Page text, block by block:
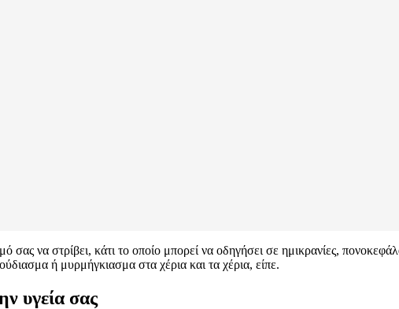
σας να στρίβει, κάτι το οποίο μπορεί να οδηγήσει σε ημικρανίες,
ή μυρμήγκιασμα στα χέρια και τα χέρια, είπε.
υγεία σας